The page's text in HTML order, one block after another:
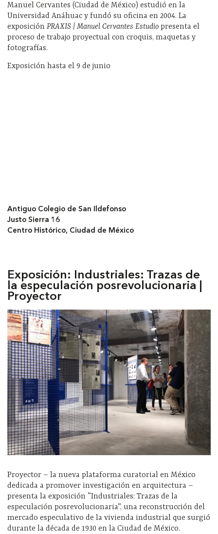
Manuel Cervantes (Ciudad de México) estudió en la
Universidad Anáhuac y fundó su oficina en 2004. La
exposición PRAXIS | Manuel Cervantes Estudio presenta el
proceso de trabajo proyectual con croquis, maquetas y
fotografías.
Exposición hasta el 9 de junio
Antiguo Colegio de San Ildefonso
Justo Sierra 16
Centro Histórico, Ciudad de México
Exposición: Industriales: Trazas de
la especulación posrevolucionaria |
Proyector
Proyector – la nueva plataforma curatorial en México
dedicada a promover investigación en arquitectura –
presenta la exposición “Industriales: Trazas de la
especulación posrevolucionaria”, una reconstrucción del
mercado especulativo de la vivienda industrial que surgió
durante la década de 1930 en la Ciudad de México.